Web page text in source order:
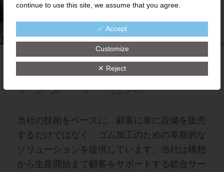
アフターサービス
当社の技術をベースに、顧客に単に設備を販売
するだけではなく、ゴム加工のための革新的な
ソリューションを提供しています。当社は構想
から生産開始まで顧客をサポートする総合サー
continue to use this site, we assume that you agree.
✓ Accept
Customize
✕ Reject